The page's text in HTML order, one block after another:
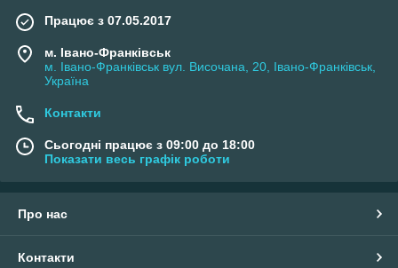
Працює з 07.05.2017
м. Івано-Франківськ
м. Івано-Франківськ вул. Височана, 20, Івано-Франківськ,
Україна
Контакти
Сьогодні працює з 09:00 до 18:00
Показати весь графік роботи
Про нас
Контакти